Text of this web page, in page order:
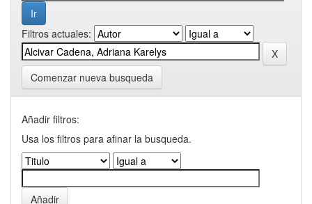
Filtros actuales:
Comenzar nueva busqueda
Añadir filtros:
Usa los filtros para afinar la busqueda.